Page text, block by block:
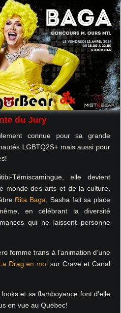
du Jury
connue pour sa grande
LGBTQ2S+ mais aussi pour
Témiscamingue, elle devient
monde des arts et de la culture.
Rita Baga , Sasha fait sa place
en célébrant la diversité
qui ne laissent personne
femme trans à l’animation d’une
Drag en moi sur Crave et Canal
et sa flamboyance font d’elle
en vue au Québec!